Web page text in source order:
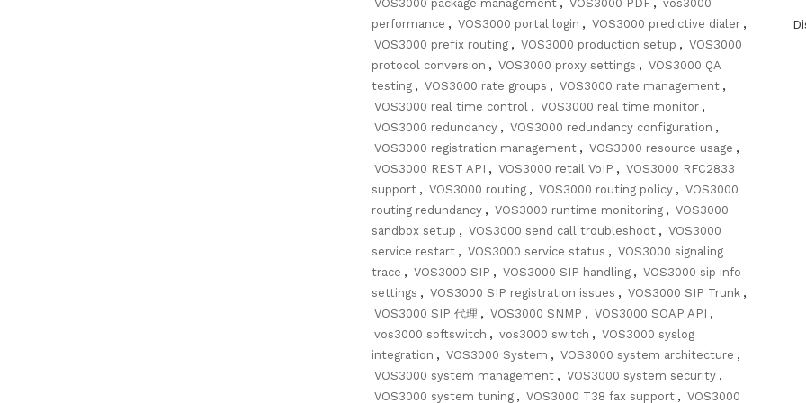
VOS3000 package management , VOS3000 PDF , vos3000
performance , VOS3000 portal login , VOS3000 predictive dialer ,
VOS3000 prefix routing , VOS3000 production setup , VOS3000
protocol conversion , VOS3000 proxy settings , VOS3000 QA
testing , VOS3000 rate groups , VOS3000 rate management ,
VOS3000 real time control , VOS3000 real time monitor ,
VOS3000 redundancy , VOS3000 redundancy configuration ,
VOS3000 registration management , VOS3000 resource usage ,
VOS3000 REST API , VOS3000 retail VoIP , VOS3000 RFC2833
support , VOS3000 routing , VOS3000 routing policy , VOS3000
routing redundancy , VOS3000 runtime monitoring , VOS3000
sandbox setup , VOS3000 send call troubleshoot , VOS3000
service restart , VOS3000 service status , VOS3000 signaling
trace , VOS3000 SIP , VOS3000 SIP handling , VOS3000 sip info
settings , VOS3000 SIP registration issues , VOS3000 SIP Trunk ,
VOS3000 SIP 代理 , VOS3000 SNMP , VOS3000 SOAP API ,
vos3000 softswitch , vos3000 switch , VOS3000 syslog
integration , VOS3000 System , VOS3000 system architecture ,
VOS3000 system management , VOS3000 system security ,
VOS3000 system tuning , VOS3000 T38 fax support , VOS3000